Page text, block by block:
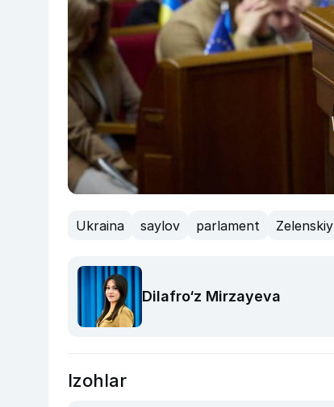
Ukraina saylov parlament Zelenskiy
Dilafro‘z Mirzayeva
Izohlar